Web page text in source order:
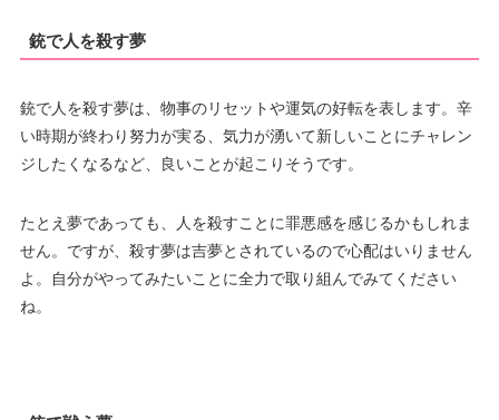
銃で人を殺す夢
銃で人を殺す夢は、物事のリセットや運気の好転を表します。辛
い時期が終わり努力が実る、気力が湧いて新しいことにチャレン
ジしたくなるなど、良いことが起こりそうです。
たとえ夢であっても、人を殺すことに罪悪感を感じるかもしれま
せん。ですが、殺す夢は吉夢とされているので心配はいりません
よ。自分がやってみたいことに全力で取り組んでみてください
ね。